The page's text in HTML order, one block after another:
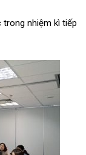
nhiệm kì tiếp